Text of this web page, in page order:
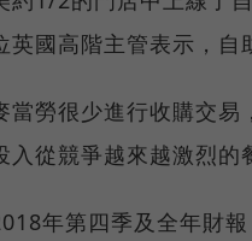
英國高階主管表示，
當勞很少進行收購交
從競爭越來越激烈的
年第四季及全年財